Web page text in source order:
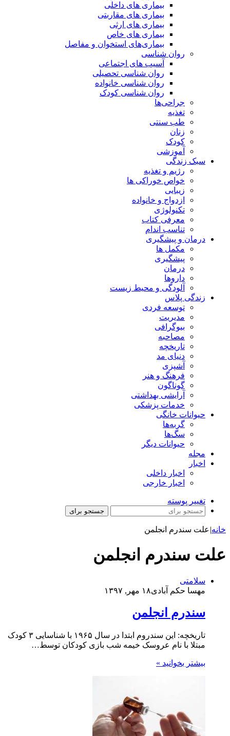
بیماری های داخلی
بیماری های مقاربتی
بیماری های ارثی
بیماری های خاص
بیماری‌های استخوان و مفاصل
روان شناسی
آسیب های اجتماعی
روان شناسی تحصیلی
روان شناسی خانواده
روان شناسی کودک
جراحی‌ها
تغذیه
طب سنتی
زنان
کودک
آموزشی
سبک زندگی
رژیم و تغذیه
خواص خوراکی ها
زیبایی
ازدواج و خانواده
تکنولوژی
معرفی کتاب
تناسب اندام
درمان و پیشگیری
مکمل ها
پیشگیری
درمان
داروها
آلودگی و محیط زیست
زندگی پلاس
توسعه فردی
مدیریت
بیوگرافی
مصاحبه
تاریخچه
دنیای مد
آشپزی
فرهنگ و هنر
گوناگون
آرایشی بهداشتی
خدمات پزشکی
حیوانات خانگی
گربه‌ها
سگ‌ها
حیوانات دیگر
مجله
اخبار
اخبار داخلی
اخبار خارجی
تغییر پوسته
جستجو برای
خانه| علت سندرم انجلمن
علت سندرم انجلمن
سلامتی
مهسا حکم آبادی۱۸ مهر, ۱۳۹۷
سندرم انجلمن
تاریخچه: این سندروم ابتدا در سال ۱۹۶۵ با شناسایی ۳ کودک
مبتلا با نام عروسک خیمه شب بازی کودکان توسط…
بیشتر بخوانید »